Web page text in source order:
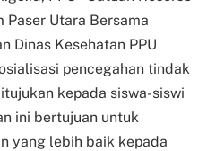
Paser Utara Bersama
Dinas Kesehatan PPU
pencegahan tindak
kepada siswa-siswi
ini bertujuan untuk
yang lebih baik kepada